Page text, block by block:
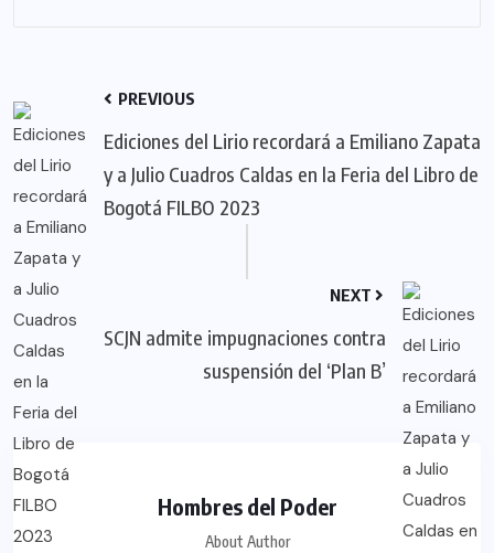
PREVIOUS
Ediciones del Lirio recordará a Emiliano Zapata
y a Julio Cuadros Caldas en la Feria del Libro de
Bogotá FILBO 2023
NEXT
SCJN admite impugnaciones contra
suspensión del ‘Plan B’
Hombres del Poder
About Author